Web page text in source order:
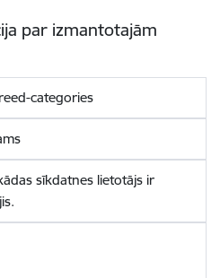
par izmantotajām
categories
sīkdatnes lietotājs ir